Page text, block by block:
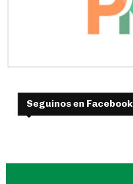
Seguinos en Facebook